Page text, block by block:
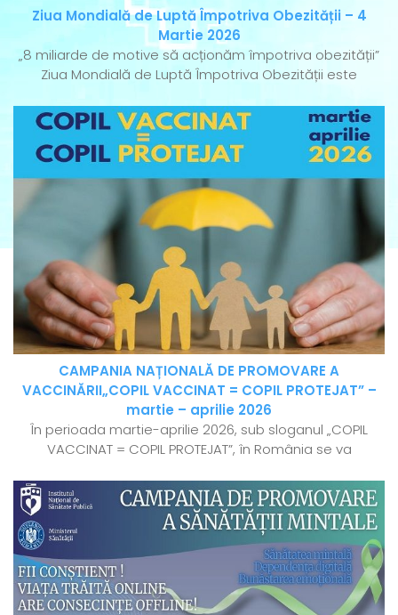
Ziua Mondială de Luptă Împotriva Obezității – 4
Martie 2026
„8 miliarde de motive să acționăm împotriva obezității”
Ziua Mondială de Luptă Împotriva Obezității este
CAMPANIA NAȚIONALĂ DE PROMOVARE A
VACCINĂRII„COPIL VACCINAT = COPIL PROTEJAT” –
martie – aprilie 2026
În perioada martie-aprilie 2026, sub sloganul „COPIL
VACCINAT = COPIL PROTEJAT”, în România se va